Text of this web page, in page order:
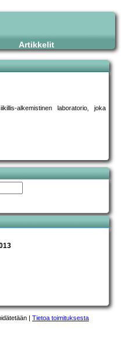
Artikkelit
alkemistinen laboratorio, joka
| Tietoa toimituksesta